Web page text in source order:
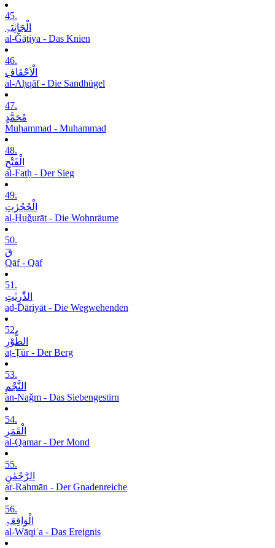
45.
الْجَاثِیَۃِ
al-Ǧāṯiya - Das Knien
46.
الْاَحْقَافِ
al-Aḥqāf - Die Sandhügel
47.
مُحَمَّدٍ
Muḥammad - Muhammad
48.
الْفَتْحِ
al-Fatḥ - Der Sieg
49.
الْحُجُرٰتِ
al-Ḥuǧurāt - Die Wohnräume
50.
قٓ
Qāf - Qāf
51.
الذّٰرِیٰتِ
aḏ-Ḏāriyāt - Die Wegwehenden
52.
الطُّوْرِ
aṭ-Ṭūr - Der Berg
53.
النَّجْمِ
an-Naǧm - Das Siebengestirn
54.
الْقَمَرِ
al-Qamar - Der Mond
55.
الرَّحْمٰنِ
ar-Raḥmān - Der Gnadenreiche
56.
الْوَاقِعَۃِ
al-Wāqiʿa - Das Ereignis